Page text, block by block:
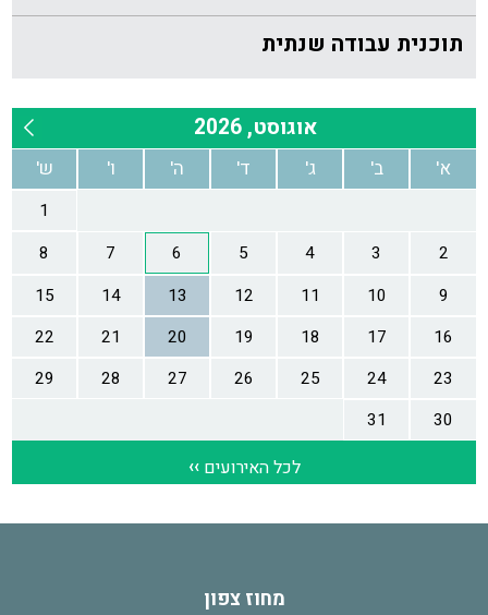
תוכנית עבודה שנתית
מחוז צפון